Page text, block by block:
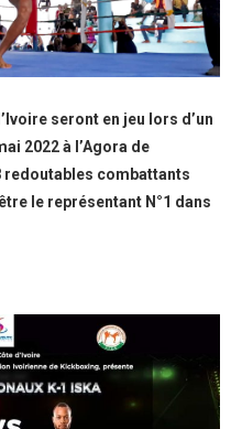
seront en jeu lors d’un
2022 à l’Agora de
redoutables combattants
le représentant N°1 dans